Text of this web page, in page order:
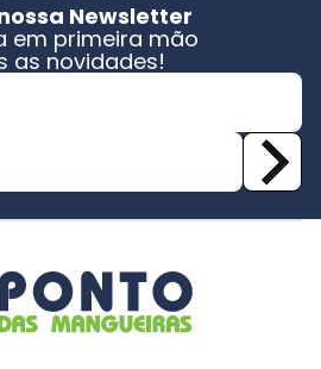
Newsletter
em primeira mão
as novidades!